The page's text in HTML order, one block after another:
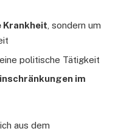
Krankheit , sondern um
politische Tätigkeit
im
aus dem